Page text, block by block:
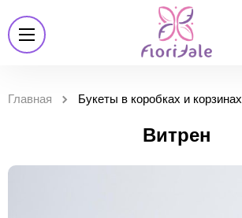
Главная Букеты в коробках и корзинах
Витрен